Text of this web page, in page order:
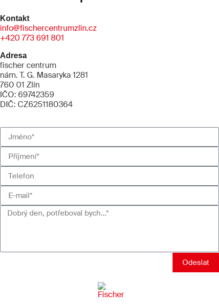
Kontakt
info@fischercentrumzlin.cz
+420 773 691 801
Adresa
fischer centrum
nám. T. G. Masaryka 1281
760 01 Zlín
IČO: 69742359
DIČ: CZ6251180364
Odeslat